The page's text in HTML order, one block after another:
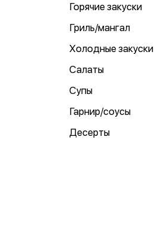
Горячие закуски
Гриль/мангал
Холодные закуски
Салаты
Супы
Гарнир/соусы
Десерты